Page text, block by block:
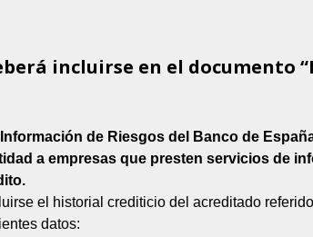
incluirse en el documento
de Riesgos del Banco de
a empresas que presten servicios de
el historial crediticio del acreditado
datos: